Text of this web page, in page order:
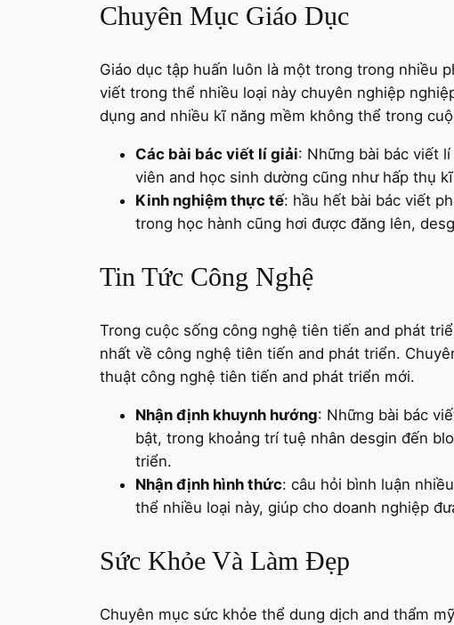
Chuyên Mục Giáo Dục
Giáo dục tập huấn luôn là một trong trong nhiều
viết trong thể nhiều loại này chuyên nghiệp
dụng and nhiều kĩ năng mềm không thể trong
Các bài bác viết lí giải: Những bài bác viết
viên and học sinh dường cũng như hấp thụ
Kinh nghiệm thực tế: hầu hết bài bác viết
trong học hành cũng hơi được đăng lên,
Tin Tức Công Nghệ
Trong cuộc sống công nghệ tiên tiến and phát
nhất về công nghệ tiên tiến and phát triển.
thuật công nghệ tiên tiến and phát triển mới.
Nhận định khuynh hướng: Những bài bác
bật, trong khoảng trí tuệ nhân desgin đến
triển.
Nhận định hình thức: câu hỏi bình luận
thể nhiều loại này, giúp cho doanh nghiệp
Sức Khỏe Và Làm Đẹp
Chuyên mục sức khỏe thể dung dịch and thẩm